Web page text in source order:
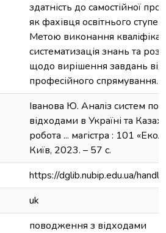
здатність до самостійної
як фахівця освітнього
Метою виконання
систематизація знань та
щодо вирішення завдань
професійного спрямування.
Іванова Ю. Аналіз систем
відходами в Україні та
робота ... магістра : 101
Київ, 2023. – 57 с.
https://dglib.nubip.edu.ua/
uk
поводження з відходами